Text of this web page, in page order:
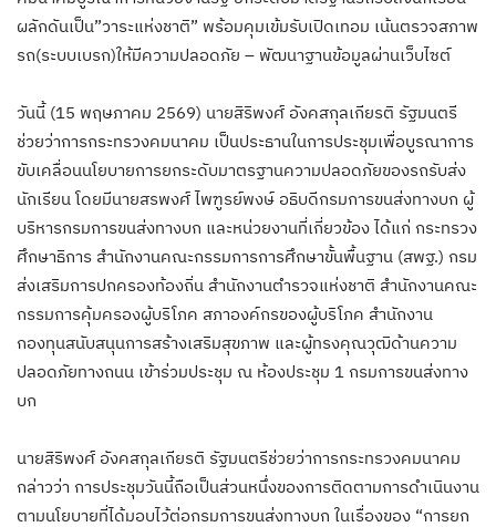
ผลักดันเป็น”วาระแห่งชาติ” พร้อมคุมเข้มรับเปิดเทอม เน้นตรวจสภาพ
รถ(ระบบเบรก)ให้มีความปลอดภัย – พัฒนาฐานข้อมูลผ่านเว็บไซต์
วันนี้ (15 พฤษภาคม 2569) นายสิริพงศ์ อังคสกุลเกียรติ รัฐมนตรี
ช่วยว่าการกระทรวงคมนาคม เป็นประธานในการประชุมเพื่อบูรณาการ
ขับเคลื่อนนโยบายการยกระดับมาตรฐานความปลอดภัยของรถรับส่ง
นักเรียน โดยมีนายสรพงศ์ ไพฑูรย์พงษ์ อธิบดีกรมการขนส่งทางบก ผู้
บริหารกรมการขนส่งทางบก และหน่วยงานที่เกี่ยวข้อง ได้แก่ กระทรวง
ศึกษาธิการ สำนักงานคณะกรรมการการศึกษาขั้นพื้นฐาน (สพฐ.) กรม
ส่งเสริมการปกครองท้องถิ่น สำนักงานตำรวจแห่งชาติ สำนักงานคณะ
กรรมการคุ้มครองผู้บริโภค สภาองค์กรของผู้บริโภค สำนักงาน
กองทุนสนับสนุนการสร้างเสริมสุขภาพ และผู้ทรงคุณวุฒิด้านความ
ปลอดภัยทางถนน เข้าร่วมประชุม ณ ห้องประชุม 1 กรมการขนส่งทาง
บก
นายสิริพงศ์ อังคสกุลเกียรติ รัฐมนตรีช่วยว่าการกระทรวงคมนาคม
กล่าวว่า การประชุมวันนี้ถือเป็นส่วนหนึ่งของการติดตามการดำเนินงาน
ตามนโยบายที่ได้มอบไว้ต่อกรมการขนส่งทางบก ในเรื่องของ “การยก